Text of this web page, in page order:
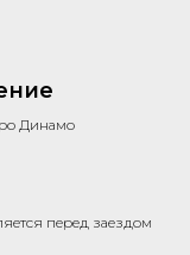
Динамо
перед заездом